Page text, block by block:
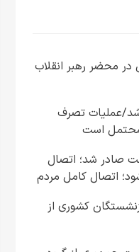
در محضر رهبر انقلاب
عملیات تصرف
است
صادر شد؛ اتصال
اتصال کامل مردم
بازنشستگان کشوری از